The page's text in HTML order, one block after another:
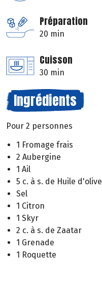
Préparation
20 min
Cuisson
30 min
Ingrédients
Pour 2 personnes
1 Fromage frais
2 Aubergine
1 Ail
5 c. à s. de Huile d'olive
Sel
1 Citron
1 Skyr
2 c. à s. de Zaatar
1 Grenade
1 Roquette